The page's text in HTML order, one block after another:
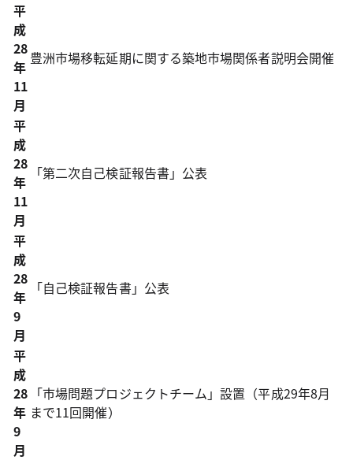
平
成
28
年
11
月
豊洲市場移転延期に関する築地市場関係者説明会開催
平
成
28
年
11
月
「第二次自己検証報告書」公表
平
成
28
年
9
月
「自己検証報告書」公表
平
成
28
年
9
月
「市場問題プロジェクトチーム」設置（平成29年8月
まで11回開催）